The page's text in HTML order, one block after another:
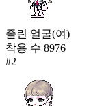
졸린 얼굴(여)
착용 수 8976
#2